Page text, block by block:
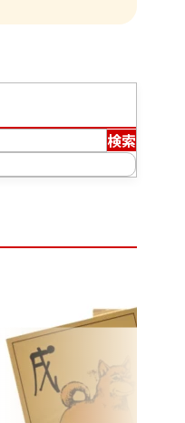
検索